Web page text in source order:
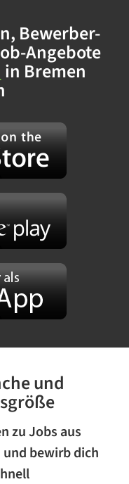
Bewerber-
Angebote
in Bremen
und
zu Jobs aus
bewirb dich